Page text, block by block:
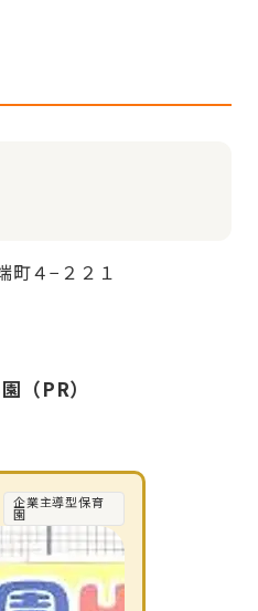
町４−２２１
（PR）
企業主導型保育
園